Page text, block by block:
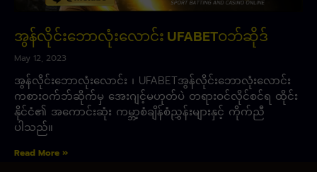
အွန်လိုင်းဘောလုံးလောင်း UFABETဝဘ်ဆိုဒ်
May 12, 2023
အွန်လိုင်းဘောလုံးလောင်း ၊ UFABETအွန်လိုင်းဘောလုံးလောင်း
ကစားဝက်ဘ်ဆိုက်မှ အေးဂျင့်မဟုတ်ပဲ တရားဝင်လိုင်စင်ရ ထိုင်း
နိုင်ငံ၏ အကောင်းဆုံး ကမ္ဘာ့စံချိန်စံညွှန်းများနှင့် ကိုက်ညီ
ပါသည်။
Read More »